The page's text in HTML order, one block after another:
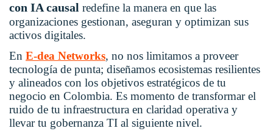
con IA causal redefine la manera en que las
organizaciones gestionan, aseguran y optimizan sus
activos digitales.
En E-dea Networks, no nos limitamos a proveer
tecnología de punta; diseñamos ecosistemas resilientes
y alineados con los objetivos estratégicos de tu
negocio en Colombia. Es momento de transformar el
ruido de tu infraestructura en claridad operativa y
llevar tu gobernanza TI al siguiente nivel.